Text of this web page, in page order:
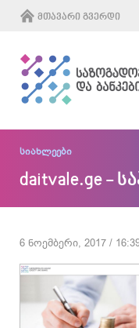
ᲛᲗᲐᲕᲐᲠᲘ ᲒᲕᲔᲠᲓᲘ
სიახლეები
daitvale.ge -
6 ნოემბერი, 2017 /